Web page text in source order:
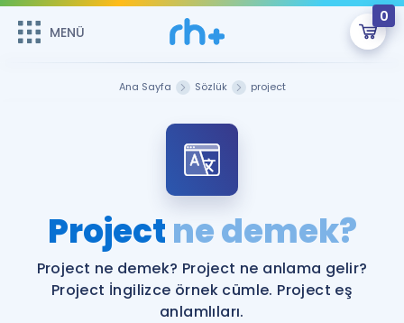
MENÜ
0
ÜYE DEĞİLİM
Sepetin Şu An Boş.
Remzi Hoca ile seni sınava hazırlayacak onlarca eğitim seni
bekliyor!
MENÜ
Katılımcı Görüşleri
Faydalı Araçlar
Ana Sayfa Sözlük project
Projectne demek?
Project ne demek? Project ne anlama gelir?
Project İngilizce örnek cümle. Project eş
anlamlıları.